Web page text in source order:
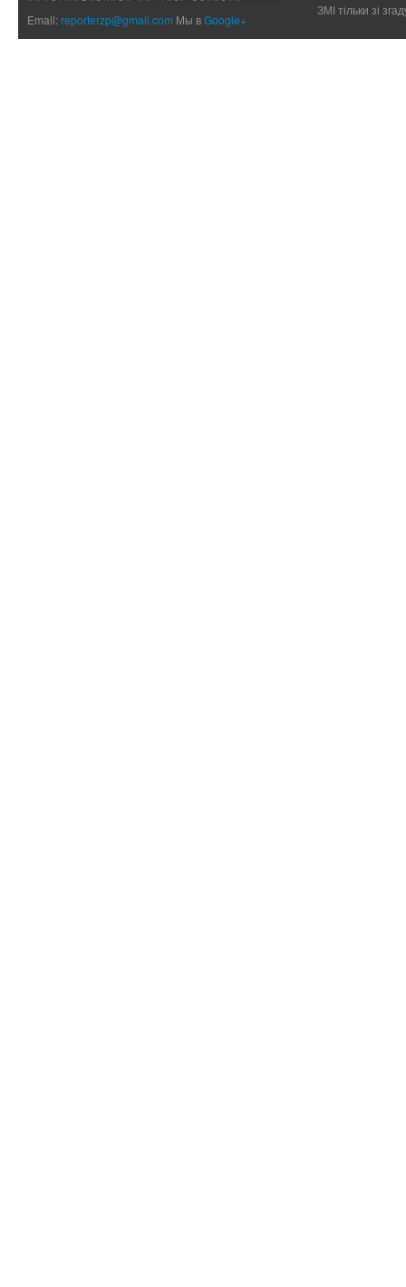
Email:reporterzp@gmail.com Мы вGoogle+
ЗМІ тільки зі